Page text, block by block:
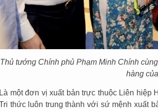
Thủ tướng Chính phủ Phạm Minh Chính
hàng
Là một đơn vị xuất bản trực thuộc Liên hiệp
thức luôn trung thành với sứ mệnh xuất